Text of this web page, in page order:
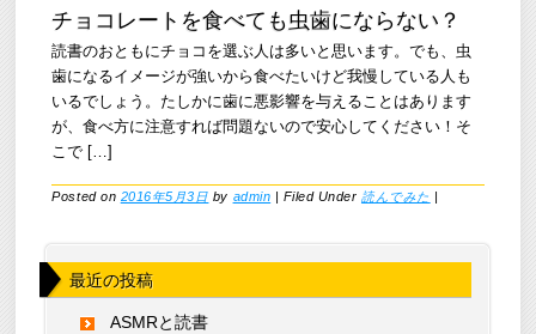
チョコレートを食べても虫歯にならない？
読書のおともにチョコを選ぶ人は多いと思います。でも、虫
歯になるイメージが強いから食べたいけど我慢している人も
いるでしょう。たしかに歯に悪影響を与えることはあります
が、食べ方に注意すれば問題ないので安心してください！そ
こで […]
Posted on 2016年5月3日 by admin | Filed Under読んでみた |
最近の投稿
ASMRと読書